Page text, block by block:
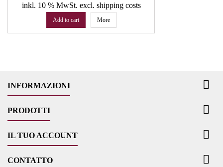
inkl. 10 % MwSt. excl. shipping costs
Add to cart More
INFORMAZIONI 
PRODOTTI 
IL TUO ACCOUNT 
CONTATTO 